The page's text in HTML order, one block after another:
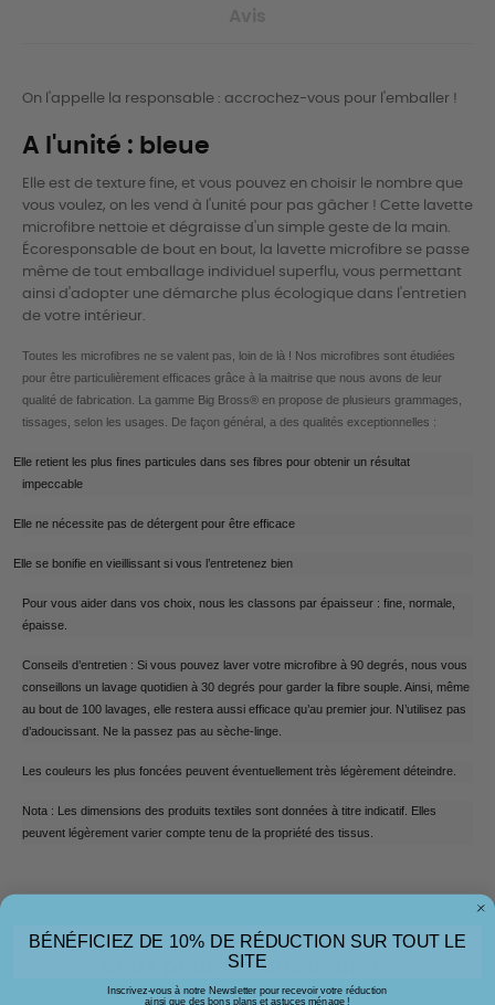
On l'appelle la responsable : accrochez-vous pour l'emballer !
A l'unité : bleue
Elle est de texture fine, et vous pouvez en choisir le nombre que
vous voulez, on les vend à l'unité pour pas gâcher ! Cette lavette
microfibre nettoie et dégraisse d'un simple geste de la main.
Écoresponsable de bout en bout, la lavette microfibre se passe
même de tout emballage individuel superflu, vous permettant
ainsi d'adopter une démarche plus écologique dans l'entretien
de votre intérieur.
Toutes les microfibres ne se valent pas, loin de là ! Nos microfibres sont étudiées
pour être particulièrement efficaces grâce à la maitrise que nous avons de leur
qualité de fabrication. L a gamme Big Bross® en propose de plusieurs grammages,
tissages, selon les usages. De façon général, a des qualités exceptionnelles :
Elle retient les plus fines particules dans ses fibres pour obtenir un résultat
impeccable
Elle ne nécessite pas de détergent pour être efficace
Elle se bonifie en vieillissant si vous l’entretenez bien
Pour vous aider dans vos choix, nous les classons par épaisseur : fine, normale,
épaisse.
Conseils d’entretien : Si vous pouvez laver votre microfibre à 90 degrés, nous vous
conseillons un lavage quotidien à 30 degrés pour garder la fibre souple. Ainsi, même
au bout de 100 lavages, elle restera aussi efficace qu’au premier jour. N’utilisez pas
d’adoucissant. Ne la passez pas au sèche-linge.
Les couleurs les plus foncées peuvent éventuellement très légèrement déteindre.
Nota : Les dimensions des produits textiles sont données à titre indicatif. Elles
peuvent légèrement varier compte tenu de la propriété des tissus.
Vous pourriez aussi aimer
BÉNÉFICIEZ DE 10% DE RÉDUCTION SUR TOUT LE
SITE
Inscrivez-vous à notre Newsletter pour recevoir votre réduction
ainsi que des bons plans et astuces ménage !